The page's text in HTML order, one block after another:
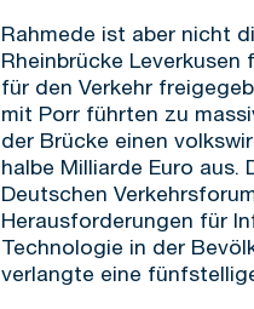
Rahmede ist aber nicht
Rheinbrücke
für den Verkehr
mit Porr führten zu
der Brücke einen
halbe Milliarde Euro aus.
Deutschen
Herausforderungen für
Technologie in der
verlangte eine